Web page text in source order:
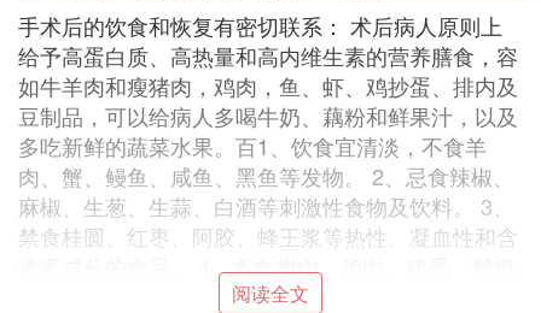
手术后的饮食和恢复有密切联系： 术后病人原则上
给予高蛋白质、高热量和高内维生素的营养膳食，容
如牛羊肉和瘦猪肉，鸡肉，鱼、虾、鸡抄蛋、排内及
豆制品，可以给病人多喝牛奶、藕粉和鲜果汁，以及
多吃新鲜的蔬菜水果。百1、饮食宜清淡，不食羊
肉、蟹、鳗鱼、咸鱼、黑鱼等发物。 2、忌食辣椒、
麻椒、生葱、生蒜、白酒等刺激性食物及饮料。 3、
禁食桂圆、红枣、阿胶、蜂王浆等热性、凝血性和含
激素成分的食品。 4、多食瘦肉、鸡肉、鸡蛋、鹌鹑
蛋、鲫鱼、甲鱼、白鱼、白菜、芦度笋、芹菜、菠
阅读全文